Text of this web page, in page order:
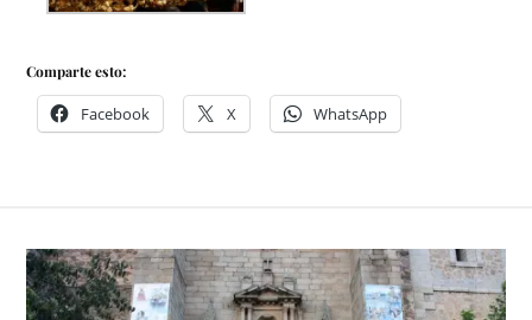
Comparte esto:
Facebook X WhatsApp